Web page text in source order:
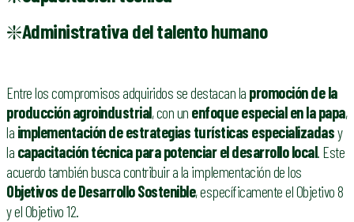
❇️Administrativa del talento humano
Entre los compromisos adquiridos se destacan la promoción de la
producción agroindustrial, con un enfoque especial en la papa,
la implementación de estrategias turísticas especializadasy
la capacitación técnica para potenciar el desarrollo local. Este
acuerdo también busca contribuir a la implementación de los
Objetivos de Desarrollo Sostenible, específicamente el Objetivo 8
y el Objetivo 12.